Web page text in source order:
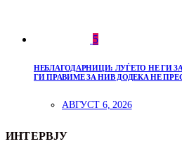
5
НЕБЛАГОДАРНИЦИ: ЛУЃЕТО НЕ ГИ
ГИ ПРАВИМЕ ЗА НИВ ДОДЕКА НЕ
АВГУСТ 6, 2026
ИНТЕРВЈУ